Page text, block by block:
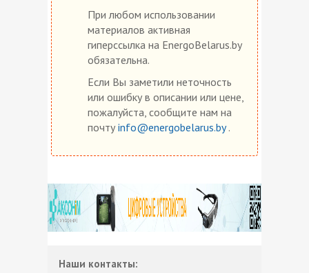
При любом использовании
материалов активная
гиперссылка на EnergoBelarus.by
обязательна.
Если Вы заметили неточность
или ошибку в описании или цене,
пожалуйста, сообщите нам на
почту info@energobelarus.by.
Наши контакты: